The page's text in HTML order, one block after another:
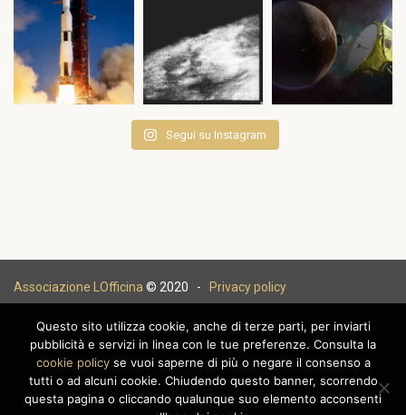
Segui su Instagram
Associazione LOfficina© 2020 - Privacy policy
Questo sito utilizza cookie, anche di terze parti, per inviarti
pubblicità e servizi in linea con le tue preferenze. Consulta la
cookie policyse vuoi saperne di più o negare il consenso a
tutti o ad alcuni cookie. Chiudendo questo banner, scorrendo
questa pagina o cliccando qualunque suo elemento acconsenti